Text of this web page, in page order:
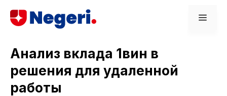
Анализ вклада 1вин в
решения для удаленной
работы